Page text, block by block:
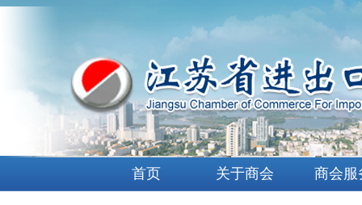
首页 关于商会 商会服